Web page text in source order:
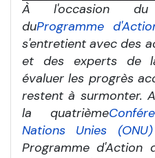
À l'occasion du
duProgramme
s'entretient avec des
et des experts de
évaluer les progrès
restent à surmonter.
la quatrième
Nations Unies
Programme d'Action